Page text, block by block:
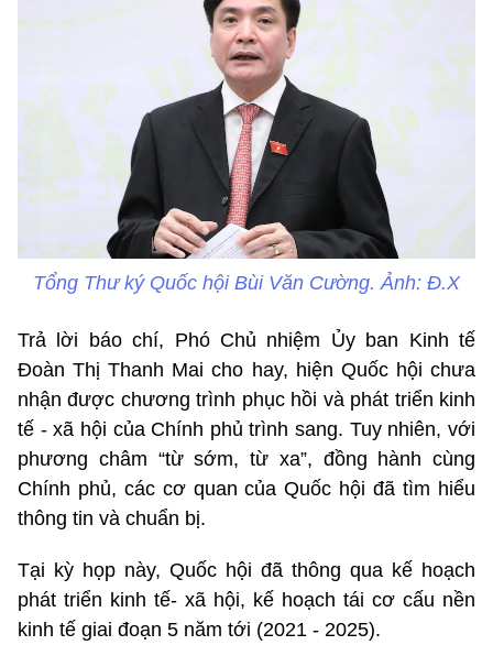
Tổng Thư ký Quốc hội Bùi Văn Cường. Ảnh: Đ.X
Trả lời báo chí, Phó Chủ nhiệm Ủy ban Kinh tế
Đoàn Thị Thanh Mai cho hay, hiện Quốc hội chưa
nhận được chương trình phục hồi và phát triển kinh
tế - xã hội của Chính phủ trình sang. Tuy nhiên, với
phương châm “từ sớm, từ xa”, đồng hành cùng
Chính phủ, các cơ quan của Quốc hội đã tìm hiểu
thông tin và chuẩn bị.
Tại kỳ họp này, Quốc hội đã thông qua kế hoạch
phát triển kinh tế- xã hội, kế hoạch tái cơ cấu nền
kinh tế giai đoạn 5 năm tới (2021 - 2025).